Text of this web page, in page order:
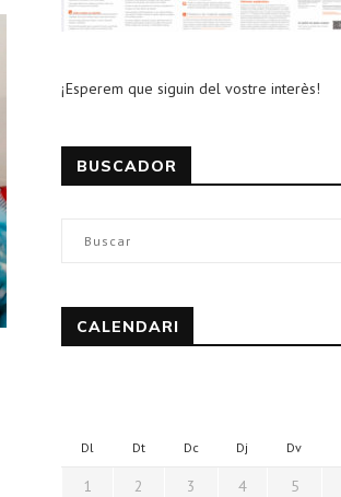
¡Esperem que siguin del vostre interès!
BUSCADOR
CALENDARI
Dl Dt Dc Dj Dv
1 2 3 4 5